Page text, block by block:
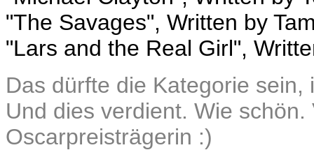
"The Savages", Written by
"Lars and the Real Girl",
Das dürfte die Kategorie
Und dies verdient. Wie
Oscarpreisträgerin :)